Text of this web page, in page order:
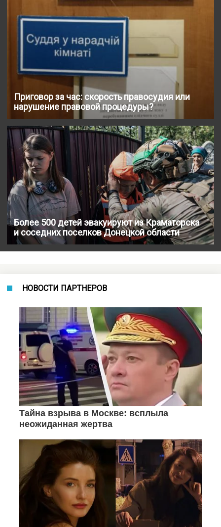
Приговор за час: скорость правосудия или
нарушение правовой процедуры?
Более 500 детей эвакуируют из Краматорска
и соседних поселков Донецкой области
НОВОСТИ ПАРТНЕРОВ